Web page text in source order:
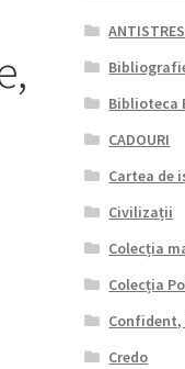
Biblioteca
CADOURI
Cartea de
Civilizații
Colecția
Colecția
Credo